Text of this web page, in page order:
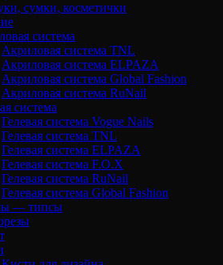
сумки, косметички
система
Акриловая система TNL
Акриловая система ELPAZA
Акриловая система Global Fashion
Акриловая система RuNail
система
Гелевая система Vogue Nails
Гелевая система TNL
Гелевая система ELPAZA
Гелевая система F.O.X
Гелевая система RuNail
Гелевая система Global Fashion
— типсы